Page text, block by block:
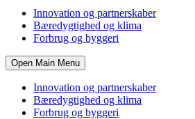
Innovation og partnerskaber
Bæredygtighed og klima
Forbrug og byggeri
Open Main Menu
Innovation og partnerskaber
Bæredygtighed og klima
Forbrug og byggeri